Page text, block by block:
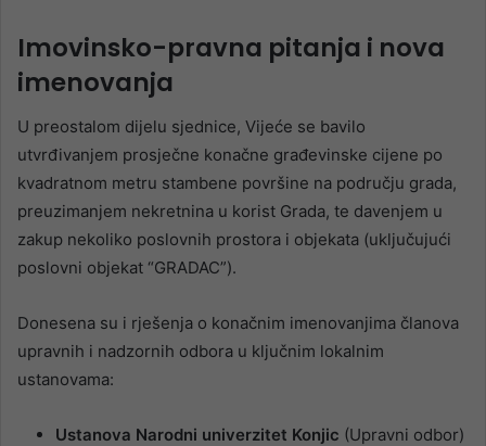
Imovinsko-pravna pitanja i nova
imenovanja
U preostalom dijelu sjednice, Vijeće se bavilo
utvrđivanjem prosječne konačne građevinske cijene po
kvadratnom metru stambene površine na području grada,
preuzimanjem nekretnina u korist Grada, te davenjem u
zakup nekoliko poslovnih prostora i objekata (uključujući
poslovni objekat “GRADAC”).
Donesena su i rješenja o konačnim imenovanjima članova
upravnih i nadzornih odbora u ključnim lokalnim
ustanovama:
Ustanova Narodni univerzitet Konjic (Upravni odbor)